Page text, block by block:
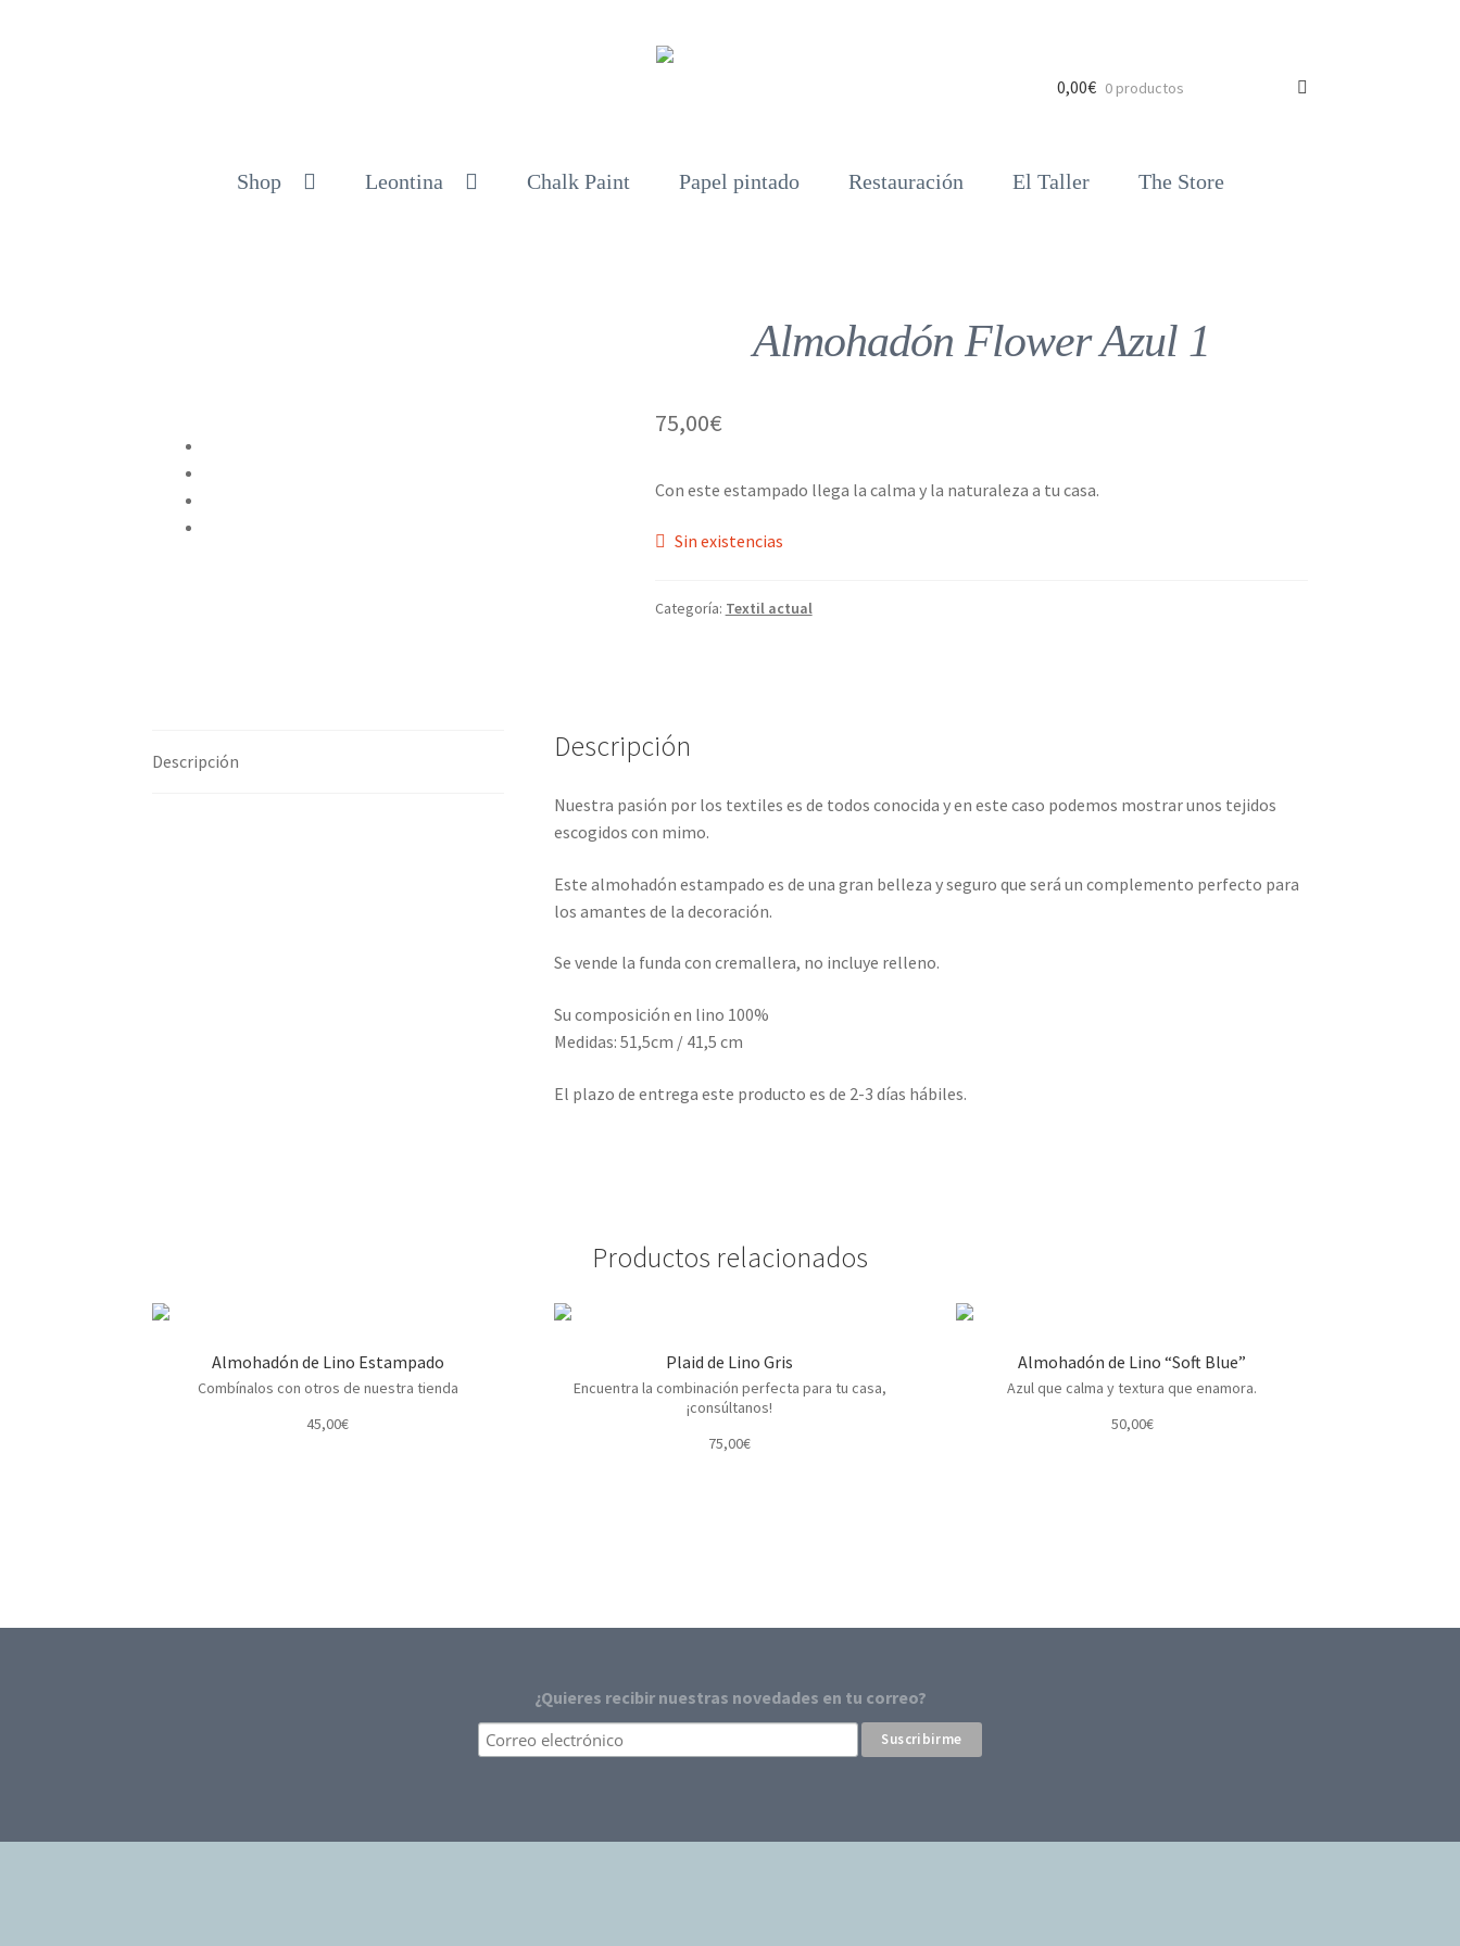
0,00€ 0 productos
Shop Leontina Chalk Paint Papel pintado Restauración El Taller The Store
Almohadón Flower Azul 1
75,00€
Con este estampado llega la calma y la naturaleza a tu casa.
Sin existencias
Categoría: Textil actual
Descripción Descripción
Nuestra pasión por los textiles es de todos conocida y en este caso podemos mostrar unos tejidos
escogidos con mimo.
Este almohadón estampado es de una gran belleza y seguro que será un complemento perfecto para
los amantes de la decoración.
Se vende la funda con cremallera, no incluye relleno.
Su composición en lino 100%
Medidas: 51,5cm / 41,5 cm
El plazo de entrega este producto es de 2-3 días hábiles.
Productos relacionados
Almohadón de Lino Estampado
Combínalos con otros de nuestra tienda
45,00€
Plaid de Lino Gris
Encuentra la combinación perfecta para tu casa,
¡consúltanos!
75,00€
Almohadón de Lino “Soft Blue”
Azul que calma y textura que enamora.
50,00€
¿Quieres recibir nuestras novedades en tu correo?